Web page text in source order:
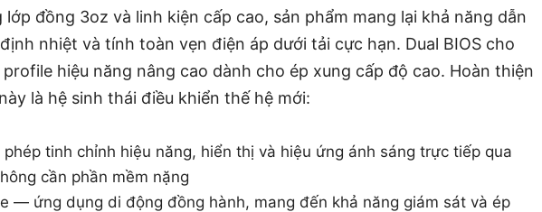
đồng 3oz và linh kiện cấp cao, sản phẩm mang lại khả năng dẫn
nhiệt và tính toàn vẹn điện áp dưới tải cực hạn. Dual BIOS cho
hiệu năng nâng cao dành cho ép xung cấp độ cao. Hoàn thiện
là hệ sinh thái điều khiển thế hệ mới:
tinh chỉnh hiệu năng, hiển thị và hiệu ứng ánh sáng trực tiếp qua
cần phần mềm nặng
— ứng dụng di động đồng hành, mang đến khả năng giám sát và ép